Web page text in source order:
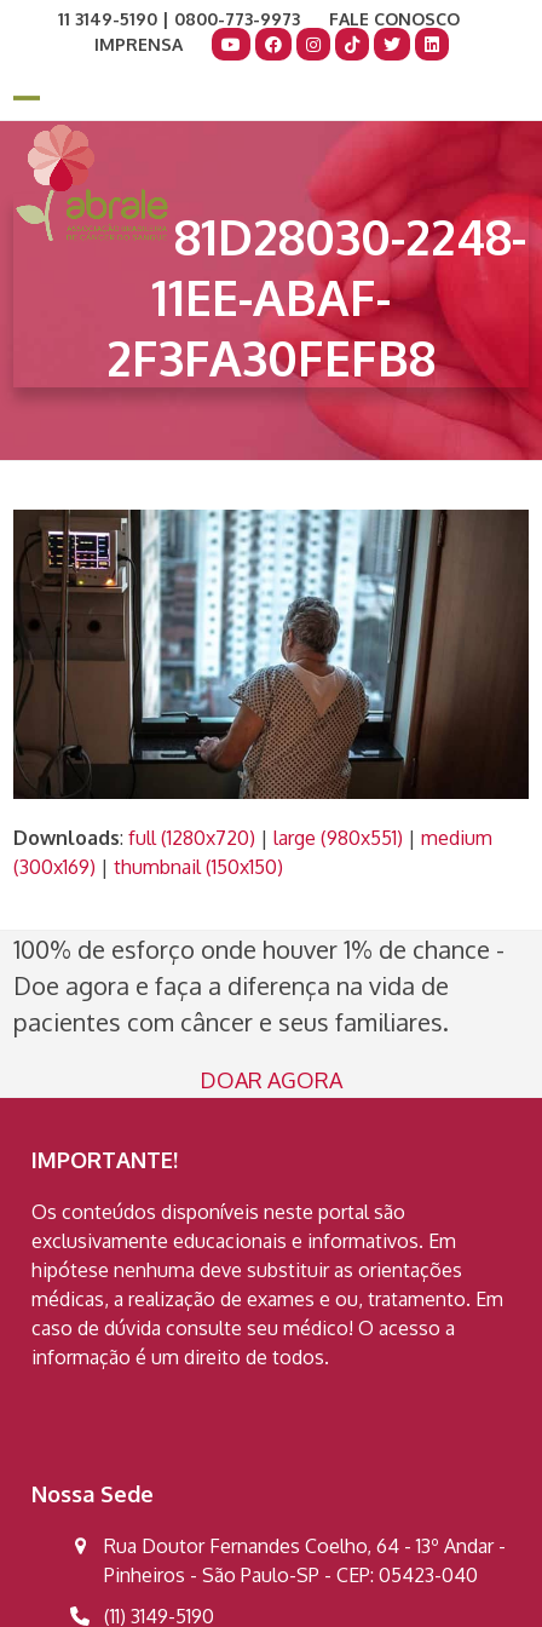
11 3149-5190 | 0800-773-9973
FALE CONOSCO
IMPRENSA
Open
mobile
menu
Close
mobile
menu
81D28030-2248-
11EE-ABAF-
2F3FA30FEFB8
Downloads:full (1280x720) |large (980x551) |medium
(300x169) |thumbnail (150x150)
100% de esforço onde houver 1% de chance -
Doe agora e faça a diferença na vida de
pacientes com câncer e seus familiares.
DOAR AGORA
IMPORTANTE!
Os conteúdos disponíveis neste portal são
exclusivamente educacionais e informativos. Em
hipótese nenhuma deve substituir as orientações
médicas, a realização de exames e ou, tratamento. Em
caso de dúvida consulte seu médico! O acesso a
informação é um direito de todos.
Nossa Sede
Rua Doutor Fernandes Coelho, 64 - 13º Andar -
Pinheiros - São Paulo-SP - CEP: 05423-040
(11) 3149-5190